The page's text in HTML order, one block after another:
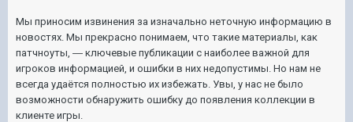
Мы приносим извинения за изначально неточную информацию в
новостях. Мы прекрасно понимаем, что такие материалы, как
патчноуты, ― ключевые публикации с наиболее важной для
игроков информацией, и ошибки в них недопустимы. Но нам не
всегда удаётся полностью их избежать. Увы, у нас не было
возможности обнаружить ошибку до появления коллекции в
клиенте игры.